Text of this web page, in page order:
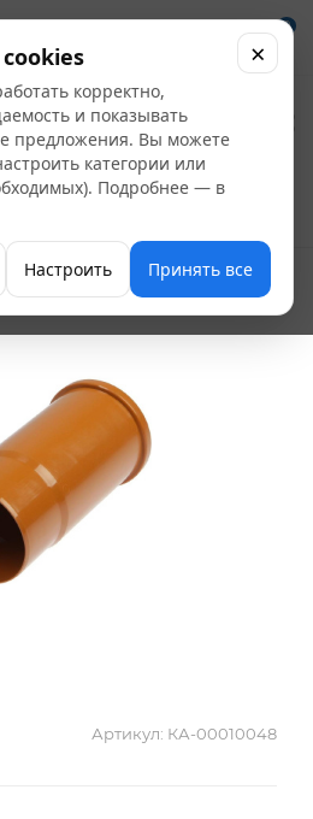
0
ПЭ100
канализации
Артикул: КА-00010048
корректно,
и показывать
предложения. Вы можете
категории или
Подробнее — в
Настроить Принять все
×